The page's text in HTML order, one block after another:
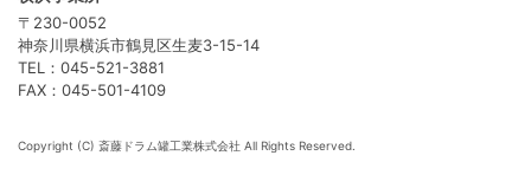
〒230-0052
神奈川県横浜市鶴見区生麦3-15-14
TEL：045-521-3881
FAX：045-501-4109
Copyright (C) 斎藤ドラム罐工業株式会社 All Rights Reserved.